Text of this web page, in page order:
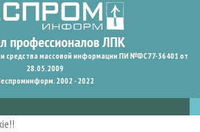
средства массовой информации ПИ №ФС77-36401 от
28.05.2009
2002 - 2022